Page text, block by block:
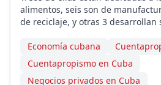
alimentos, seis son de
de reciclaje, y otras 3 desarrollan
Economía cubana
Cuentapropismo en Cuba
Negocios privados en Cuba